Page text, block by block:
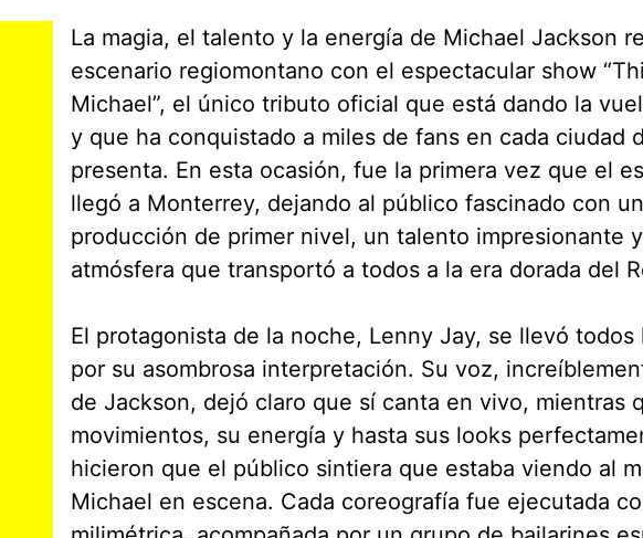
La magia, el talento y la energía de Michael Jackson
escenario regiomontano con el espectacular show
Michael”, el único tributo oficial que está dando la
y que ha conquistado a miles de fans en cada ciudad
presenta. En esta ocasión, fue la primera vez que el
llegó a Monterrey, dejando al público fascinado con
producción de primer nivel, un talento impresionante
atmósfera que transportó a todos a la era dorada del
El protagonista de la noche, Lenny Jay, se llevó todos
por su asombrosa interpretación. Su voz,
de Jackson, dejó claro que sí canta en vivo, mientras
movimientos, su energía y hasta sus looks
hicieron que el público sintiera que estaba viendo al
Michael en escena. Cada coreografía fue ejecutada